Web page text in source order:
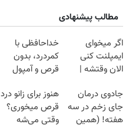
مطالب پیشنهادی
اگر میخوای
ایمپلنت کنی
الان وقتشه |
میلیون تومان!!!
خداحافظی با
کمردرد، بدون
قرص و آمپول
جادوی درمان
جای زخم در سه
هفته! (همین
هنوز برای زانو درد
قرص میخوری؟
وقتی می‌شه